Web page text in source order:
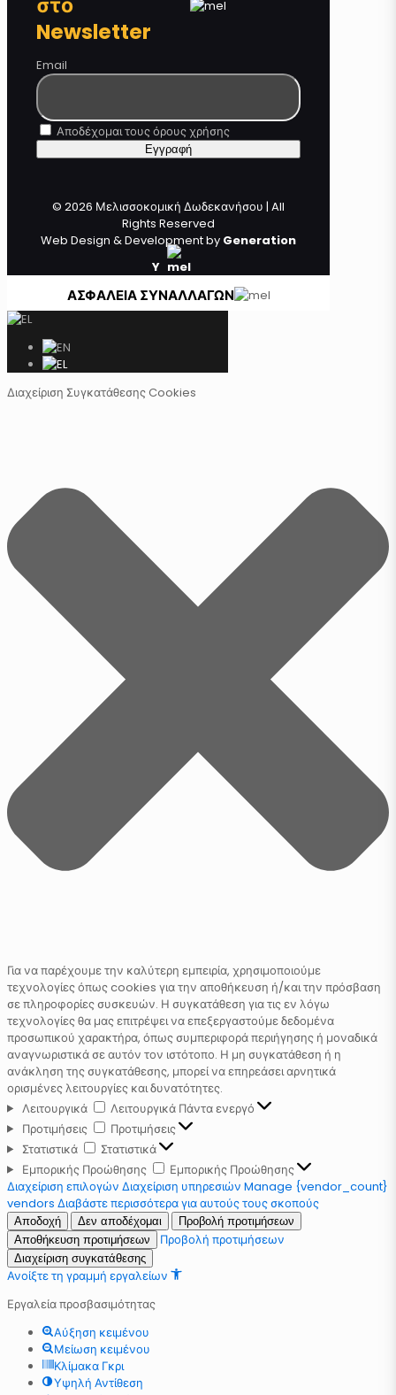
Newsletter
Email
Αποδέχομαι τους όρους χρήσης
© 2026 Μελισσοκομική Δωδεκανήσου | All
Rights Reserved
Web Design & Development by Generation
Y
ΑΣΦΑΛΕΙΑ ΣΥΝΑΛΛΑΓΩΝ
Διαχείριση Συγκατάθεσης Cookies
Για να παρέχουμε την καλύτερη εμπειρία, χρησιμοποιούμε
τεχνολογίες όπως cookies για την αποθήκευση ή/και την πρόσβαση
σε πληροφορίες συσκευών. Η συγκατάθεση για τις εν λόγω
τεχνολογίες θα μας επιτρέψει να επεξεργαστούμε δεδομένα
προσωπικού χαρακτήρα, όπως συμπεριφορά περιήγησης ή μοναδικά
αναγνωριστικά σε αυτόν τον ιστότοπο. Η μη συγκατάθεση ή η
ανάκληση της συγκατάθεσης, μπορεί να επηρεάσει αρνητικά
ορισμένες λειτουργίες και δυνατότητες.
Λειτουργικά
Λειτουργικά Πάντα ενεργό
Προτιμήσεις
Προτιμήσεις
Στατιστικά
Στατιστικά
Εμπορικής Προώθησης
Εμπορικής Προώθησης
Διαχείριση επιλογών Διαχείριση υπηρεσιών Manage {vendor_count}
vendors Διαβάστε περισσότερα για αυτούς τους σκοπούς
Αποδοχή Δεν αποδέχομαι
Προβολή προτιμήσεων
Αποθήκευση προτιμήσεων
Προβολή προτιμήσεων
Διαχείριση συγκατάθεσης
Ανοίξτε τη γραμμή εργαλείων
Εργαλεία προσβασιμότητας
Αύξηση κειμένου
Μείωση κειμένου
Κλίμακα Γκρι
Υψηλή Αντίθεση